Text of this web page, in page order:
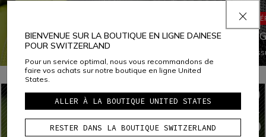
ELASTICATED INSERTS
stratégiques améliorent la capacité d'adaptation du
vêtement au corps lorsqu'il change de forme et se déplace
en roulant.
Le
à sa
pour
ce
BIENVENUE SUR LA BOUTIQUE EN LIGNE DAINESE
POUR SWITZERLAND
Pour un service optimal, nous vous recommandons de
faire vos achats sur notre boutique en ligne United
States.
ALLER À LA BOUTIQUE UNITED STATES
RESTER DANS LA BOUTIQUE SWITZERLAND